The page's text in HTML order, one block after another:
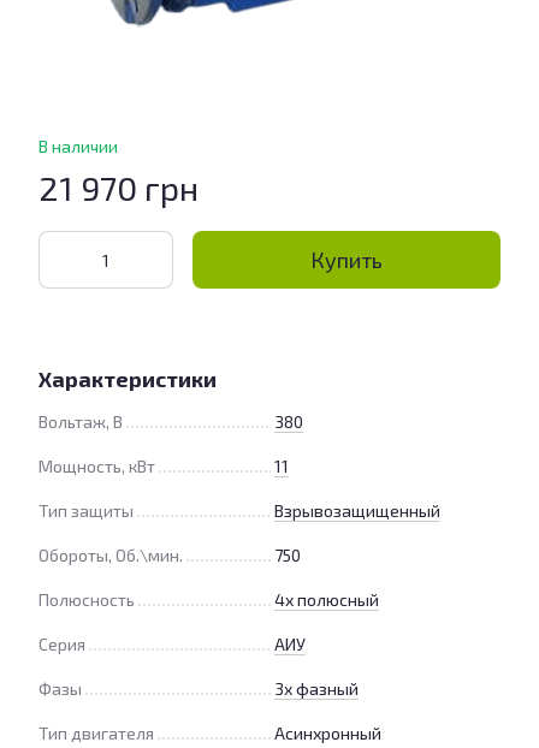
В наличии
21 970 грн
Купить
Характеристики
Вольтаж, В 380
Мощность, кВт 11
Тип защиты Взрывозащищенный
Обороты, Об.\мин. 750
Полюсность 4х полюсный
Серия АИУ
Фазы 3х фазный
Тип двигателя Асинхронный